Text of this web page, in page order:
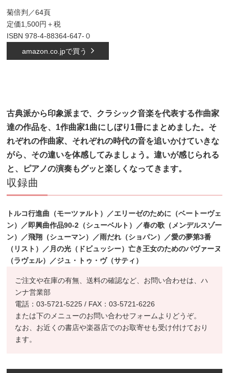
菊倍判／64頁
定価1,500円＋税
ISBN 978-4-88364-647-０
amazon.co.jpで買う
古典派から印象派まで、クラシック音楽を代表する作曲家
達の作品を、1作曲家1曲にしぼり1冊にまとめま した。そ
れぞれの作曲家、それぞれの時代の音を追いかけていきな
がら、その違いを体感してみましょう。違いが感じられる
と、ピアノの演奏もグッと楽しくなってきます。
収録曲
トルコ行進曲（モーツァルト）／エリーゼのために（ベートーヴェ
ン）／即興曲作品90-2（シューベルト）／春の歌（メンデルスゾー
ン）／飛翔（シューマン）／雨だれ（ショパン）／愛の夢第3番
（リスト）／ 月の光（ドビュッシー）亡き王女のためのパヴァーヌ
（ラヴェル）／ジュ・トゥ・ヴ（サティ）
ご注文や在庫の有無、送料の確認など、お問い合わせは、ハ
ンナ営業部
電話：03-5721-5225 / FAX：03-5721-6226
または下のメニューのお問い合わせフォームよりどうぞ。
なお、お近くの書店や楽器店でのお取寄せも受け付けており
ます。